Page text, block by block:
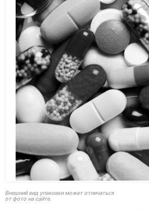
Внешний вид упаковки может отличаться
от фото на сайте.